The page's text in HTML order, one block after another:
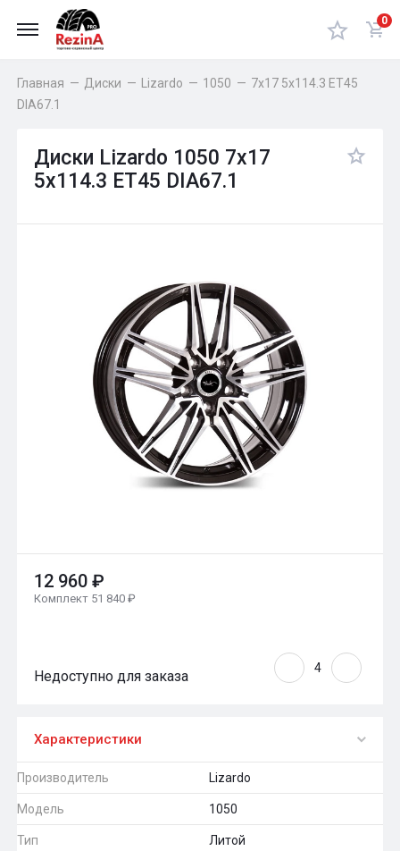
0
Главная — Диски — Lizardo — 1050 — 7x17 5x114.3 ET45
DIA67.1
Диски Lizardo 1050 7x17
5x114.3 ET45 DIA67.1
12 960 ₽
Комплект 51 840 ₽
Недоступно для заказа
Характеристики
Производитель Lizardo
Модель 1050
Тип Литой